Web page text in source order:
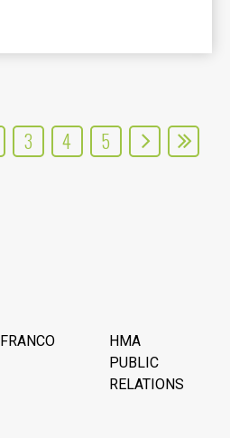
3 4 5
FRANCO
HMA
PUBLIC
RELATIONS